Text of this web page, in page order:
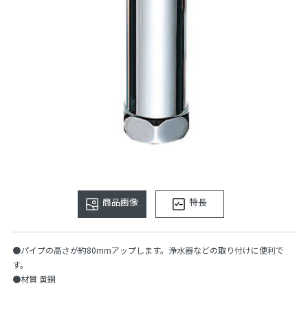
商品画像 特長
●パイプの高さが約80mmアップします。浄水器などの取り付けに便利で
す。
●材質 黄銅